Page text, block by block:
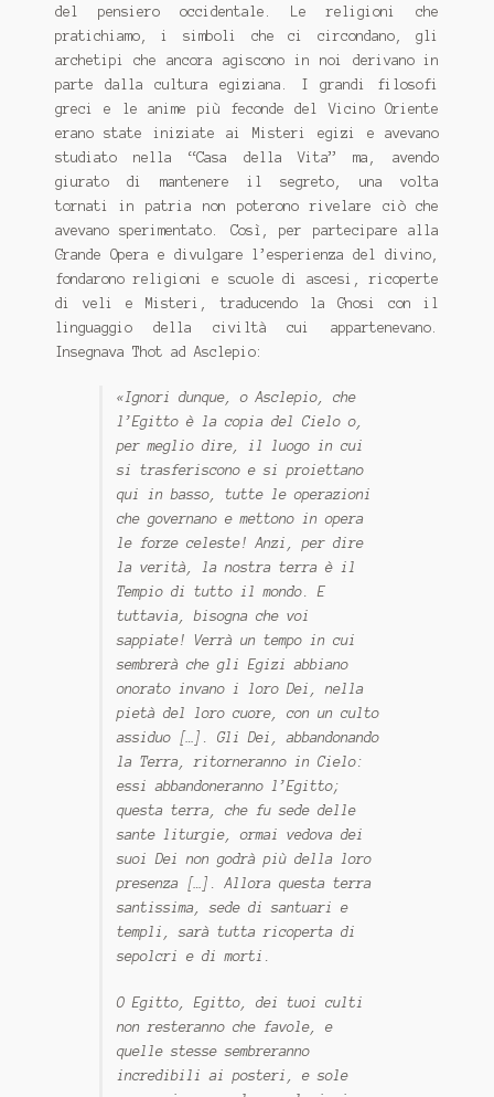
del pensiero occidentale. Le religioni che
pratichiamo, i simboli che ci circondano, gli
archetipi che ancora agiscono in noi derivano in
parte dalla cultura egiziana. I grandi filosofi
greci e le anime più feconde del Vicino Oriente
erano state iniziate ai Misteri egizi e avevano
studiato nella “Casa della Vita” ma, avendo
giurato di mantenere il segreto, una volta
tornati in patria non poterono rivelare ciò che
avevano sperimentato. Così, per partecipare alla
Grande Opera e divulgare l’esperienza del divino,
fondarono religioni e scuole di ascesi, ricoperte
di veli e Misteri, traducendo la Gnosi con il
linguaggio della civiltà cui appartenevano.
Insegnava Thot ad Asclepio:
«Ignori dunque, o Asclepio, che
l’Egitto è la copia del Cielo o,
per meglio dire, il luogo in cui
si trasferiscono e si proiettano
qui in basso, tutte le operazioni
che governano e mettono in opera
le forze celeste! Anzi, per dire
la verità, la nostra terra è il
Tempio di tutto il mondo. E
tuttavia, bisogna che voi
sappiate! Verrà un tempo in cui
sembrerà che gli Egizi abbiano
onorato invano i loro Dei, nella
pietà del loro cuore, con un culto
assiduo […]. Gli Dei, abbandonando
la Terra, ritorneranno in Cielo:
essi abbandoneranno l’Egitto;
questa terra, che fu sede delle
sante liturgie, ormai vedova dei
suoi Dei non godrà più della loro
presenza […]. Allora questa terra
santissima, sede di santuari e
templi, sarà tutta ricoperta di
sepolcri e di morti.
O Egitto, Egitto, dei tuoi culti
non resteranno che favole, e
quelle stesse sembreranno
incredibili ai posteri, e sole